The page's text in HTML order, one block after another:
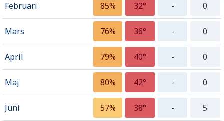
Februari 85% 32° - 0
Mars 76% 36° - 0
April 79% 40° - 0
Maj 80% 42° - 0
Juni 57% 38° - 5